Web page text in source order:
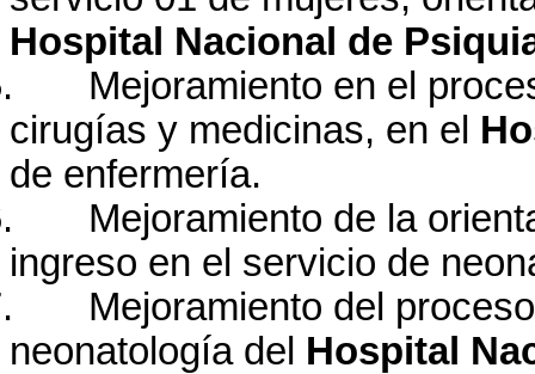
Hospital Nacional de
Mejoramiento en el
cirugías y medicinas, en el
de enfermería.
Mejoramiento de la
ingreso en el servicio de
Mejoramiento del
neonatología del Hospital